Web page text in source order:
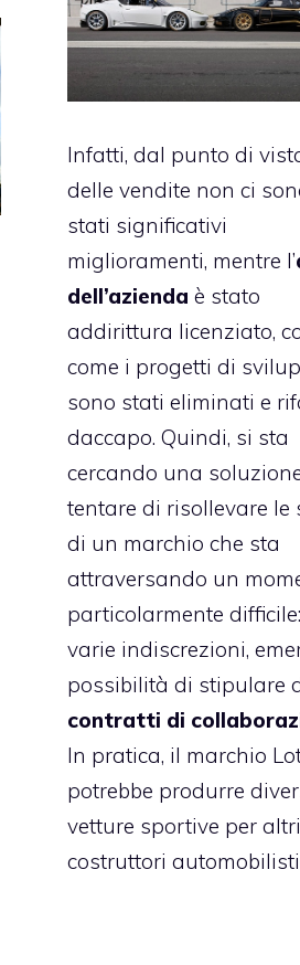
Infatti, dal punto di
delle vendite non ci
stati significativi
miglioramenti, mentre l’
dell’azienda è stato
addirittura licenziato,
come i progetti di
sono stati eliminati e
daccapo. Quindi, si sta
cercando una
tentare di risollevare le
di un marchio che sta
attraversando un
particolarmente
varie indiscrezioni,
possibilità di stipulare
contratti di
In pratica, il marchio
potrebbe produrre
vetture sportive per altri
costruttori